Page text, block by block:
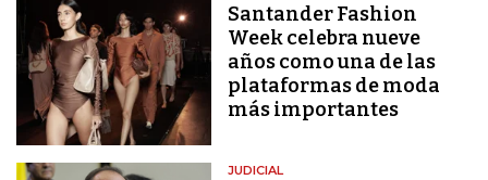
Santander Fashion
Week celebra nueve
años como una de las
plataformas de moda
más importantes
JUDICIAL